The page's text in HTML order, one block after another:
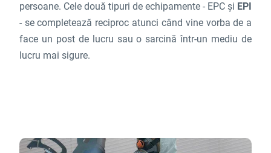
persoane. Cele două tipuri de echipamente - EPC și EPI
- se completează reciproc atunci când vine vorba de a
face un post de lucru sau o sarcină într-un mediu de
lucru mai sigure.